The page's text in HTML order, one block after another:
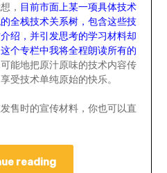
， 目前市面上某一项具体技术
全栈技术关系树，包含这些技
绍，并引发思考的学习材料却
个专栏中我将全程朗读所有的
能地把原汁原味的技术内容传
受技术单纯原始的快乐。
售时的宣传材料，你也可以直
reading